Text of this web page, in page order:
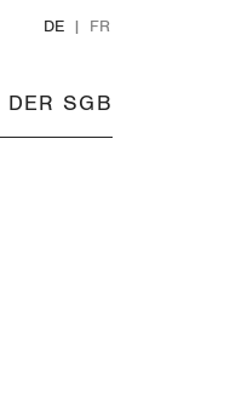
DE FR
DER SGB